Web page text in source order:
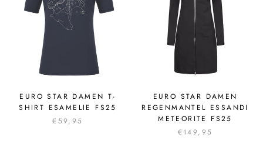
EURO STAR DAMEN T-
SHIRT ESAMELIE FS25
€59,95
EURO STAR DAMEN
REGENMANTEL ESSANDI
METEORITE FS25
€149,95